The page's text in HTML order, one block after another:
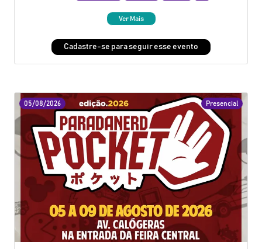
Ver Mais
Cadastre-se para seguir esse evento
Presencial
05/08/2026